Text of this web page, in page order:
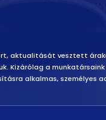
aktualitását vesztett
Kizárólag a
alkalmas, személyes